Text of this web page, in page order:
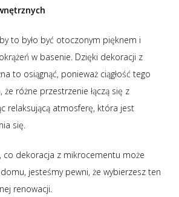
to było być otoczonym pięknem i
w basenie. Dzięki dekoracji z
to osiągnąć, ponieważ ciągłość tego
że różne przestrzenie łączą się z
relaksującą atmosferę, która jest
się.
co dekoracja z mikrocementu może
jesteśmy pewni, że wybierzesz ten
renowacji.